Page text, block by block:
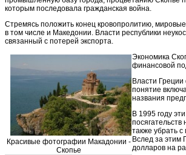
которым последовала гражданская война.
Стремясь положить конец кровопролитию,
в том числе и Македонии. Власти республики
связанный с потерей экспорта.
Красивые фотографии Макадонии -
Скопье
Экономика
финансовой
Власти Греции
понятие
названия
В 1995 году
также убрать
Вслед за
долларов на